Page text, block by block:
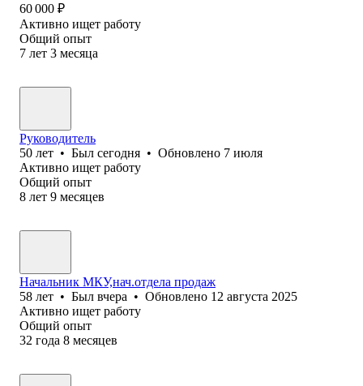
60 000 ₽
Активно ищет работу
Общий опыт
7 лет 3 месяца
Руководитель
50 лет • Был сегодня • Обновлено 7 июля
Активно ищет работу
Общий опыт
8 лет 9 месяцев
Начальник МКУ,нач.отдела продаж
58 лет • Был вчера • Обновлено 12 августа 2025
Активно ищет работу
Общий опыт
32 года 8 месяцев